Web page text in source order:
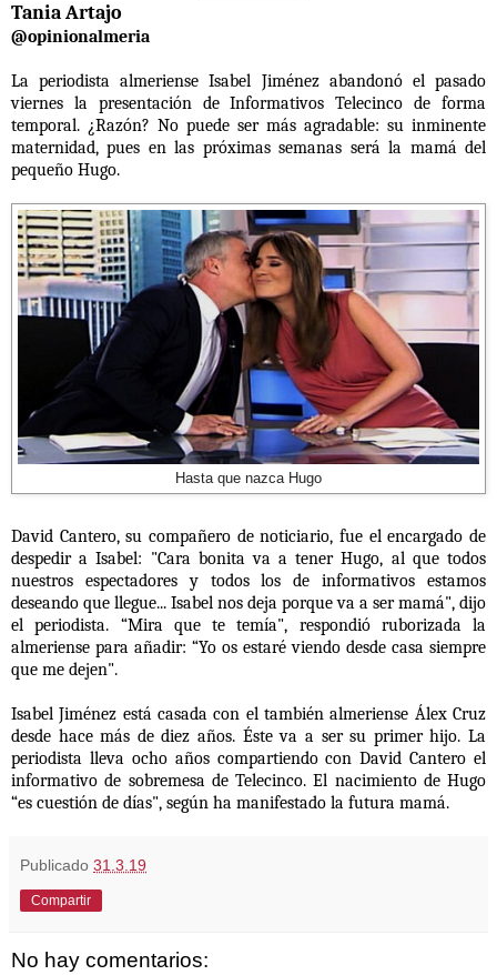
Tania Artajo
@opinionalmeria
La periodista almeriense Isabel Jiménezabandonó el pasado
viernes la presentación deInformativos Telecinco de forma
temporal. ¿Razón? No puede ser más agradable: su inminente
maternidad, pues en las próximas semanas será la mamá del
pequeño Hugo.
Hasta que nazca Hugo
David Cantero, su compañero de noticiario, fue el encargado de
despedir a Isabel: "Cara bonita va a tener Hugo, al que todos
nuestros espectadores y todos los de informativos estamos
deseando que llegue... Isabel nos deja porque va a ser mamá", dijo
el periodista. “Mira que te temía", respondió ruborizada la
almeriense para añadir: “Yo os estaré viendo desde casa siempre
que me dejen".
Isabel Jiménez está casada con el también almeriense Álex Cruz
desde hace más de diez años. Éste va a ser su primer hijo. La
periodista lleva ocho años compartiendo con David Cantero el
informativo de sobremesa de Telecinco. El nacimiento de Hugo
“es cuestión de días", según ha manifestado la futura mamá.
Publicado 31.3.19
Compartir
No hay comentarios: